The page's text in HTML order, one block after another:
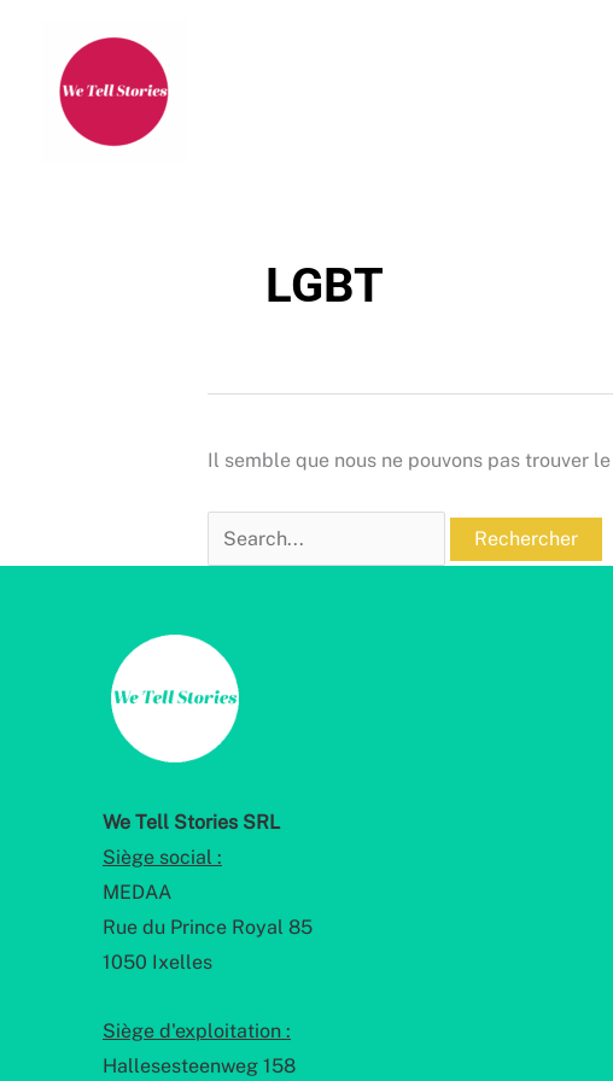
contenu
LGBT
Il semble que nous ne pouvons pas trouver
Rechercher :
We Tell Stories SRL
Siège social :
MEDAA
Rue du Prince Royal 85
1050 Ixelles
Siège d'exploitation :
Hallesesteenweg 158